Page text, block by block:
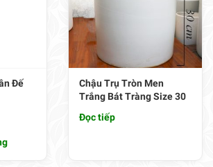
Đế
Chậu Trụ Tròn Men
Trắng Bát Tràng Size 30
Đọc tiếp